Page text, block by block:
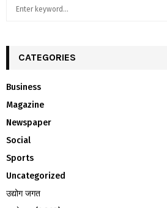
h
o
r
:
CATEGORIES
Business
Magazine
Newspaper
Social
Sports
Uncategorized
उद्योग जगत